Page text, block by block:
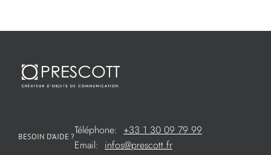
BESOIN D’AIDE ?Téléphone: +33 1 30 09 79 99
Email: infos@prescott.fr